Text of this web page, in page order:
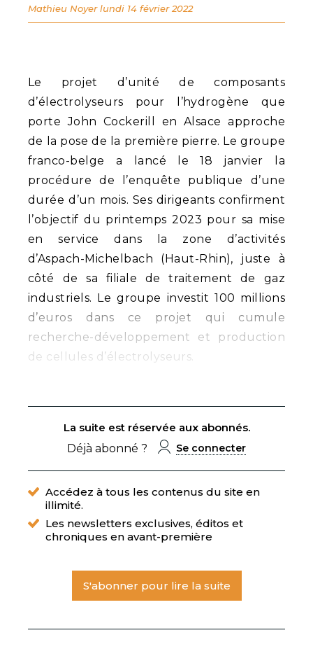
Le projet d’unité de composants
d’électrolyseurs pour l’hydrogène que
porte John Cockerill en Alsace approche
de la pose de la première pierre. Le groupe
franco-belge a lancé le 18 janvier la
procédure de l’enquête publique d’une
durée d’un mois. Ses dirigeants confirment
l’objectif du printemps 2023 pour sa mise
en service dans la zone d’activités
d’Aspach-Michelbach (Haut-Rhin), juste à
côté de sa filiale de traitement de gaz
industriels. Le groupe investit 100 millions
d’euros dans ce projet qui cumule
recherche-développement et production
de cellules d’électrolyseurs.
La suite est réservée aux abonnés.
Déjà abonné ?
Se connecter
Accédez à tous les contenus du site en
illimité.
Les newsletters exclusives, éditos et
chroniques en avant-première
S'abonner pour lire la suite
Mathieu Noyer lundi 14 février 2022